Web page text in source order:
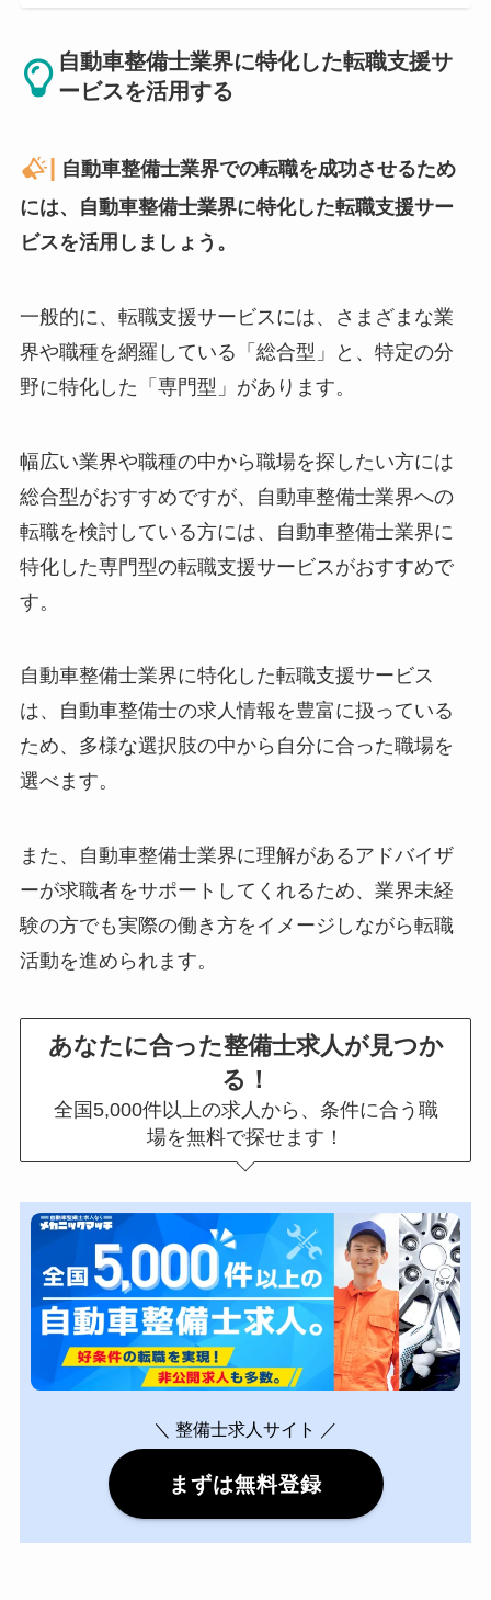
自動車整備士業界に特化した転職支援サ
ービスを活用する
| 自動車整備士業界での転職を成功させるため
には、自動車整備士業界に特化した転職支援サー
ビスを活用しましょう。
一般的に、転職支援サービスには、さまざまな業
界や職種を網羅している「総合型」と、特定の分
野に特化した「専門型」があります。
幅広い業界や職種の中から職場を探したい方には
総合型がおすすめですが、自動車整備士業界への
転職を検討している方には、自動車整備士業界に
特化した専門型の転職支援サービスがおすすめで
す。
自動車整備士業界に特化した転職支援サービス
は、自動車整備士の求人情報を豊富に扱っている
ため、多様な選択肢の中から自分に合った職場を
選べます。
また、自動車整備士業界に理解があるアドバイザ
ーが求職者をサポートしてくれるため、業界未経
験の方でも実際の働き方をイメージしながら転職
活動を進められます。
あなたに合った整備士求人が見つか
る！
全国5,000件以上の求人から、条件に合う職
場を無料で探せます！
＼ 整備士求人サイト ／
まずは無料登録